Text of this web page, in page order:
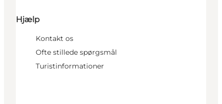
Hjælp
Kontakt os
Ofte stillede spørgsmål
Turistinformationer